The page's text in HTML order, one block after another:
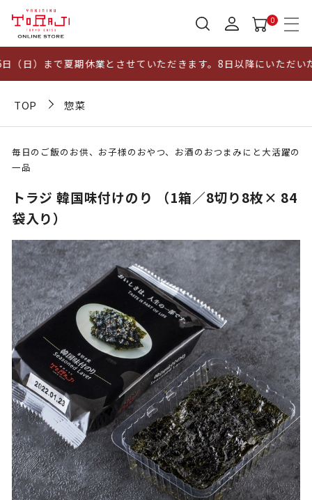
0
）まで夏期休業とさせていただきます。8日以降にいただい
TOP 惣菜
毎日のご飯のお供、お子様のおやつ、お酒のおつまみにと大活躍の
一品
トラジ 韓国味付けのり （1箱／8切り8枚× 84
袋入り）